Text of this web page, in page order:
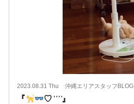
2023.08.31 Thu 沖縄エリアスタッフBLOG
『 ♡ ͗ ͗ ͗ ͗‬‬』